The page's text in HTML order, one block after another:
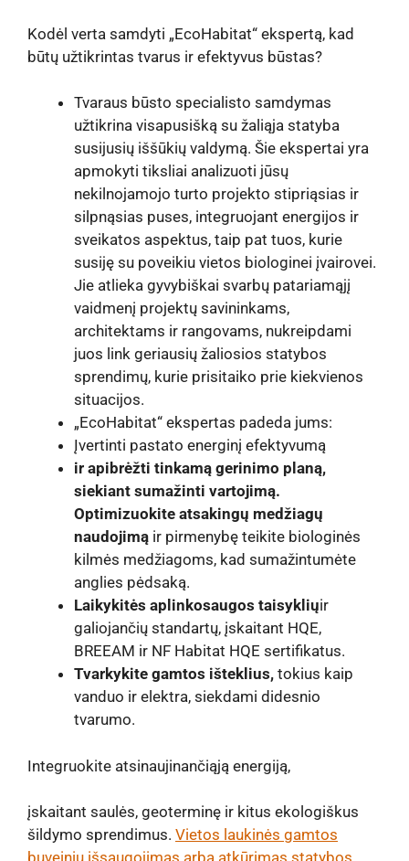
Kodėl verta samdyti „EcoHabitat“ ekspertą, kad
būtų užtikrintas tvarus ir efektyvus būstas?
Tvaraus būsto specialisto samdymas
užtikrina visapusišką su žaliąja statyba
susijusių iššūkių valdymą. Šie ekspertai yra
apmokyti tiksliai analizuoti jūsų
nekilnojamojo turto projekto stipriąsias ir
silpnąsias puses, integruojant energijos ir
sveikatos aspektus, taip pat tuos, kurie
susiję su poveikiu vietos biologinei įvairovei.
Jie atlieka gyvybiškai svarbų patariamąjį
vaidmenį projektų savininkams,
architektams ir rangovams, nukreipdami
juos link geriausių žaliosios statybos
sprendimų, kurie prisitaiko prie kiekvienos
situacijos.
„EcoHabitat“ ekspertas padeda jums:
Įvertinti pastato energinį efektyvumą
ir apibrėžti tinkamą gerinimo planą,
siekiant sumažinti vartojimą.
Optimizuokite atsakingų medžiagų
naudojimą ir pirmenybę teikite biologinės
kilmės medžiagoms, kad sumažintumėte
anglies pėdsaką.
Laikykitės aplinkosaugos taisykliųir
galiojančių standartų, įskaitant HQE,
BREEAM ir NF Habitat HQE sertifikatus.
Tvarkykite gamtos išteklius, tokius kaip
vanduo ir elektra, siekdami didesnio
tvarumo.
Integruokite atsinaujinančiąją energiją,
įskaitant saulės, geoterminę ir kitus ekologiškus
šildymo sprendimus. Vietos laukinės gamtos